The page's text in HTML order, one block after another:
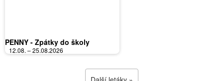
PENNY - Zpátky do školy
12.08. – 25.08.2026